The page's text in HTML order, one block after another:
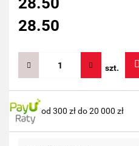
28.50
szt.
od 300 zł do 20 000 zł